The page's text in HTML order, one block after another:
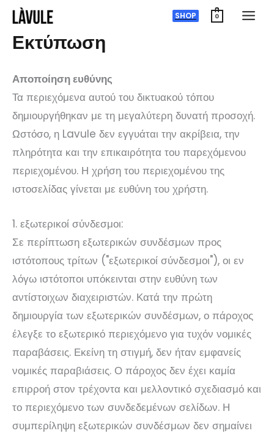
Μετάβαση
στο
περιεχόμενο
SHOP 0
Εκτύπωση
Αποποίηση ευθύνης
Τα περιεχόμενα αυτού του δικτυακού τόπου
δημιουργήθηκαν με τη μεγαλύτερη δυνατή προσοχή.
Ωστόσο, η Lavule δεν εγγυάται την ακρίβεια, την
πληρότητα και την επικαιρότητα του παρεχόμενου
περιεχομένου. Η χρήση του περιεχομένου της
ιστοσελίδας γίνεται με ευθύνη του χρήστη.
1. εξωτερικοί σύνδεσμοι:
Σε περίπτωση εξωτερικών συνδέσμων προς
ιστότοπους τρίτων ("εξωτερικοί σύνδεσμοι"), οι εν
λόγω ιστότοποι υπόκεινται στην ευθύνη των
αντίστοιχων διαχειριστών. Κατά την πρώτη
δημιουργία των εξωτερικών συνδέσμων, ο πάροχος
έλεγξε το εξωτερικό περιεχόμενο για τυχόν νομικές
παραβάσεις. Εκείνη τη στιγμή, δεν ήταν εμφανείς
νομικές παραβιάσεις. Ο πάροχος δεν έχει καμία
επιρροή στον τρέχοντα και μελλοντικό σχεδιασμό και
το περιεχόμενο των συνδεδεμένων σελίδων. Η
συμπερίληψη εξωτερικών συνδέσμων δεν σημαίνει